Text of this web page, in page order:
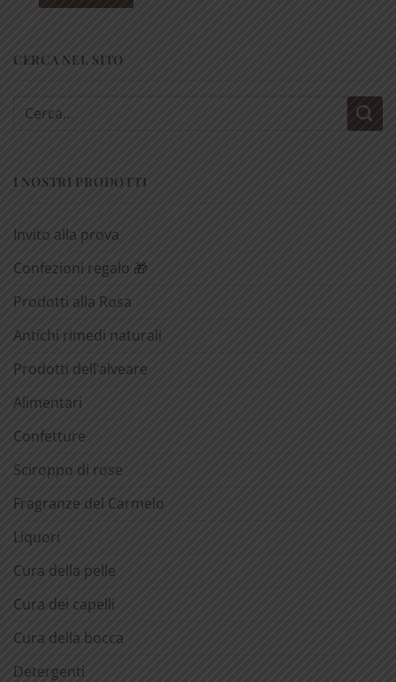
CERCA NEL SITO
Cerca:
I NOSTRI PRODOTTI
Invito alla prova
Confezioni regalo 🎁
Prodotti alla Rosa
Antichi rimedi naturali
Prodotti dell’alveare
Alimentari
Confetture
Sciroppo di rose
Fragranze del Carmelo
Liquori
Cura della pelle
Cura dei capelli
Cura della bocca
Detergenti